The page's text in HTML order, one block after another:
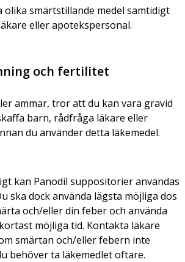
olika smärtstillande medel samtidigt
eller apotekspersonal.
och fertilitet
ammar, tror att du kan vara gravid
barn, rådfråga läkare eller
du använder detta läkemedel.
kan Panodil suppositorier användas
ska dock använda lägsta möjliga dos
och/eller din feber och använda
möjliga tid. Kontakta läkare
smärtan och/eller febern inte
behöver ta läkemedlet oftare.